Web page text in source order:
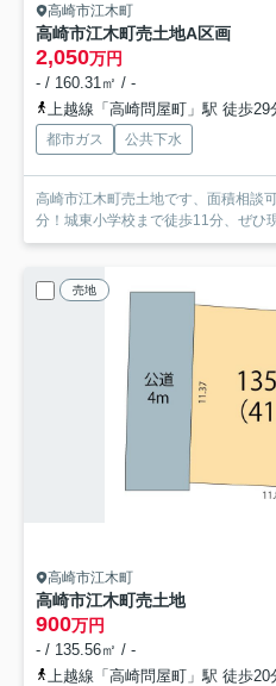
高崎市江木町
高崎市江木町売土地A区画
2,050万円
- / 160.31㎡ / -
上越線「高崎問屋町」駅 徒歩29
都市ガス 公共下水
高崎市江木町売土地です、面積相談
分！城東小学校まで徒歩11分、ぜひ
売地
高崎市江木町
高崎市江木町売土地
900万円
- / 135.56㎡ / -
上越線「高崎問屋町」駅 徒歩20